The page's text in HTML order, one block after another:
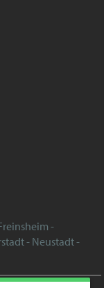
-
- Neustadt -